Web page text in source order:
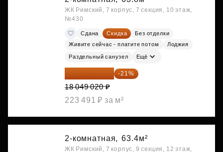
ЖК Римский, 7 корпус, 7 секция, 10 этаж,
№430
Сдана Скидка
Без отделки
Живите сейчас - платите потом
Лоджия
Раздельный санузел Ещё
14 258 726 ₽ -21%
18 049 020 ₽
223 491 ₽ за м²
2-комнатная, 63.4м²
ЖК Римский, 7 корпус, 9 секция, 12 этаж,